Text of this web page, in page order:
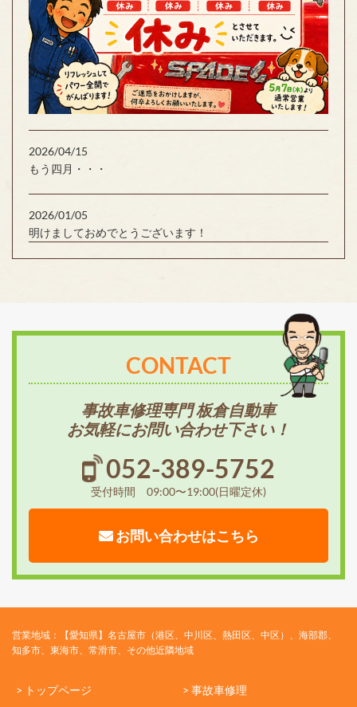
2026/04/15
もう四月・・・
2026/01/05
明けましておめでとうございます！
CONTACT
事故車修理専門 板倉自動車
お気軽にお問い合わせ下さい！
052-389-5752
受付時間 09:00〜19:00(日曜定休)
お問い合わせはこちら
営業地域：【愛知県】名古屋市（港区、中川区、熱田区、中区）、海部郡、
知多市、東海市、常滑市、その他近隣地域
> トップページ > 事故車修理